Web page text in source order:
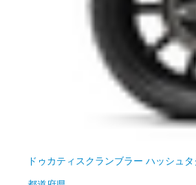
ドゥカティ スクランブラー ハッシュ